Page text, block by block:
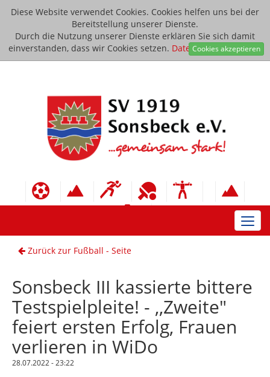
Diese Website verwendet Cookies. Cookies helfen uns bei der
Bereitstellung unserer Dienste.
Durch die Nutzung unserer Dienste erklären Sie sich damit
einverstanden, dass wir Cookies setzen. Datenschutzerklärung
Cookies akzeptieren
Zurück zur Fußball - Seite
Sonsbeck III kassierte bittere
Testspielpleite! - ,,Zweite"
feiert ersten Erfolg, Frauen
verlieren in WiDo
28.07.2022 - 23:22